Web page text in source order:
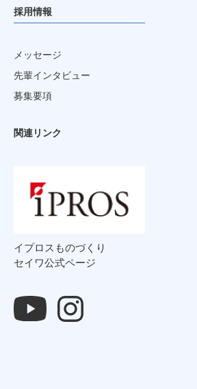
採用情報
メッセージ
先輩インタビュー
募集要項
関連リンク
イプロスものづくり
セイワ公式ページ